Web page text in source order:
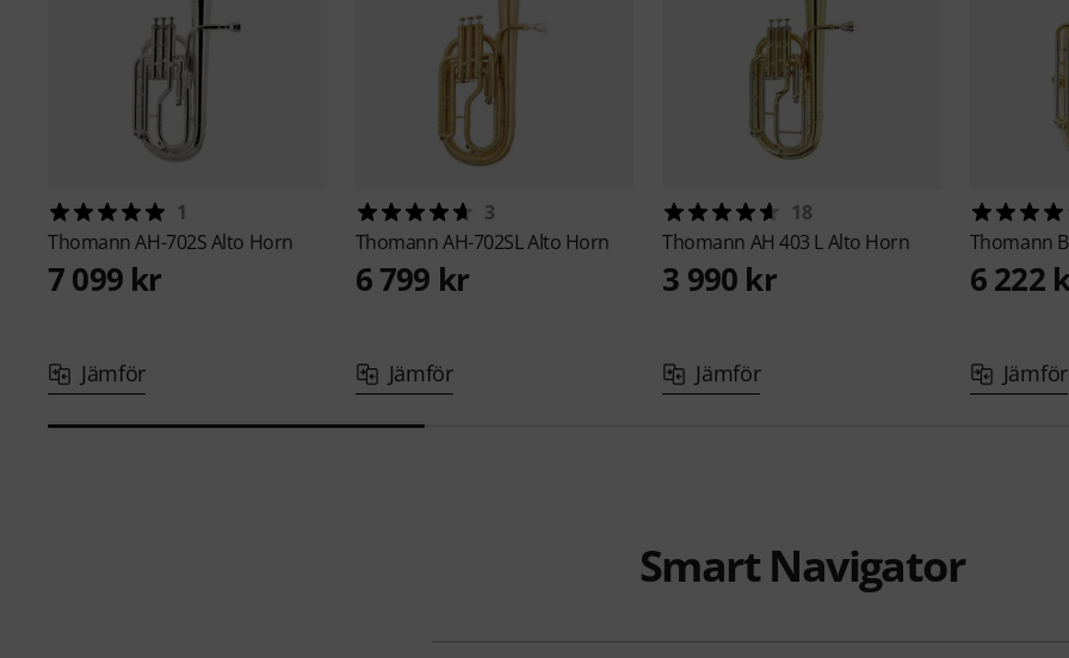
1
ThomannAH-702S Alto Horn
7 099 kr
Jämför
3
ThomannAH-702SL Alto Horn
6 799 kr
Jämför
18
Thomann AH 403 L Alto Horn
3 990 kr
Jämför
Thomann
6 222
Jämför
Smart Navigator